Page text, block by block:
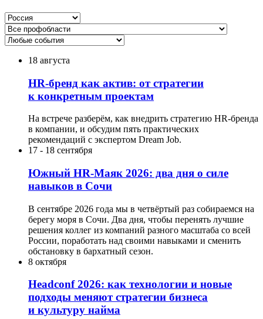
18 августа
HR-бренд как актив: от стратегии
к конкретным проектам
На встрече разберём, как внедрить стратегию HR-бренда
в компании, и обсудим пять практических
рекомендаций с экспертом Dream Job.
17 - 18 сентября
Южный HR-Маяк 2026: два дня о силе
навыков в Сочи
В сентябре 2026 года мы в четвёртый раз собираемся на
берегу моря в Сочи. Два дня, чтобы перенять лучшие
решения коллег из компаний разного масштаба со всей
России, поработать над своими навыками и сменить
обстановку в бархатный сезон.
8 октября
Headсonf 2026: как технологии и новые
подходы меняют стратегии бизнеса
и культуру найма